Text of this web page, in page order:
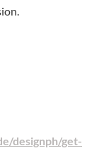
designph/get-